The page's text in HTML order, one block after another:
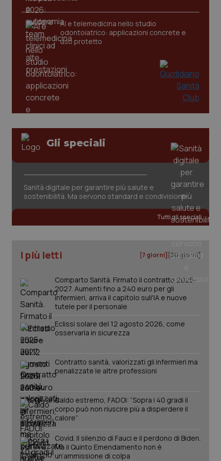
AI e telemedicina nello studio
odontoiatrico: applicazioni concrete e
uso protetto
Gli speciali
Sanità digitale per garantire più salute e
sostenibilità. Ma servono standard e condivisione
Tutti gli speciali
I più letti [7 giorni] [30 giorni]
Comparto Sanità. Firmato il contratto 2025-
2027. Aumenti fino a 240 euro per gli
infermieri, arriva il capitolo sull'IA e nuove
tutele per il personale
Eclissi solare del 12 agosto 2026, come
osservarla in sicurezza
Contratto sanità, valorizzati gli infermieri ma
penalizzate le altre professioni
Caldo estremo, FADOI: “Sopra i 40 gradi il
corpo può non riuscire più a disperdere il
calore”
Covid. Il silenzio di Fauci e il perdono di Biden.
Ma il Quinto Emendamento non è
un’ammissione di colpa
www.quotidianosanita.it
tracking-enable
tracking-sites-ironfish-
session-id
_ga
Google LLC
.quotidianosanita.it